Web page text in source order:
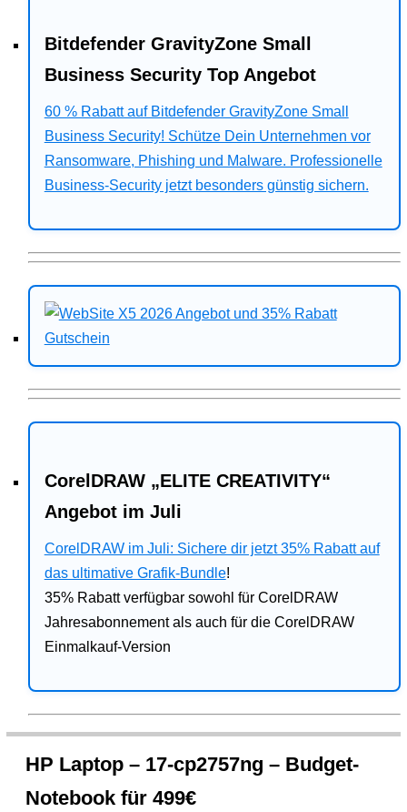
Bitdefender GravityZone Small
Business Security Top Angebot
60 % Rabatt auf Bitdefender GravityZone Small
Business Security! Schütze Dein Unternehmen vor
Ransomware, Phishing und Malware. Professionelle
Business-Security jetzt besonders günstig sichern.
CorelDRAW „ELITE CREATIVITY“
Angebot im Juli
CorelDRAW im Juli: Sichere dir jetzt 35% Rabatt auf
das ultimative Grafik-Bundle!
35% Rabatt verfügbar sowohl für CorelDRAW
Jahresabonnement als auch für die CorelDRAW
Einmalkauf-Version
HP Laptop – 17-cp2757ng – Budget-
Notebook für 499€